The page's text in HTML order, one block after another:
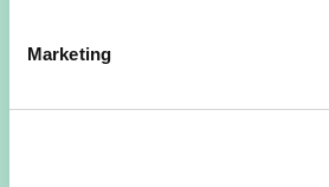
Marketing
Met de dorpsraden staan we